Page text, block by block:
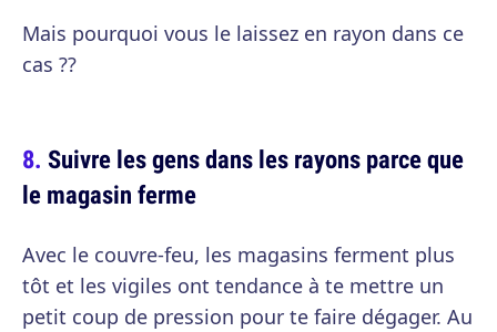
Mais pourquoi vous le laissez en rayon dans ce
cas ??
Suivre les gens dans les rayons parce que
le magasin ferme
Avec le couvre-feu, les magasins ferment plus
tôt et les vigiles ont tendance à te mettre un
petit coup de pression pour te faire dégager. Au